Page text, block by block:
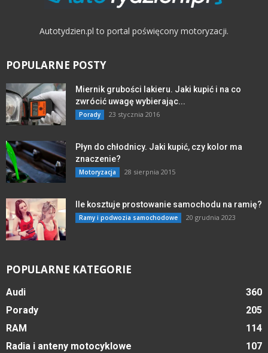
Autotydzien.pl to portal poświęcony motoryzacji.
POPULARNE POSTY
Miernik grubości lakieru. Jaki kupić i na co
zwrócić uwagę wybierając...
Porady 23 stycznia 2016
Płyn do chłodnicy. Jaki kupić, czy kolor ma
znaczenie?
Motoryzacja 28 sierpnia 2015
Ile kosztuje prostowanie samochodu na ramię?
Ramy i podwozia samochodowe 20 grudnia 2023
POPULARNE KATEGORIE
Audi
360
Porady
205
RAM
114
Radia i anteny motocyklowe
107